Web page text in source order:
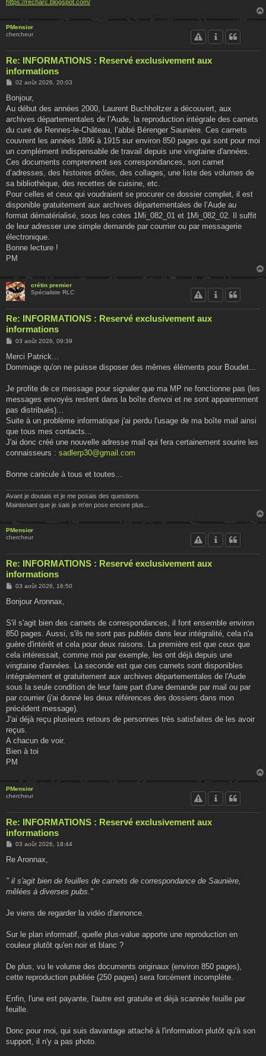
https://recharc.blogspot.com/
PMensior
chercheur
Re: INFORMATIONS : Reservé exclusivement aux
informations
M
s
a
g
02 août 2026, 20:03
Bonjour,
Au début des années 2000, Laurent Buchholtzer a découvert, aux
archives départementales de l’Aude, la reproduction intégrale des carnets
du curé de Rennes-le-Château, l’abbé Bérenger Saunière. Ces carnets
couvrent les années 1896 à 1915 sur environ 850 pages qui sont pour moi
un complément indispensable de travail depuis une vingtaine d'années.
Ces documents comprennent ses correspondances, son carnet
d’adresses, des histoires drôles, des collages, une liste des volumes de
sa bibliothèque, des recettes de cuisine, etc.
Pour celles et ceux qui voudraient se procurer ce dossier complet, il est
disponible gratuitement aux archives départementales de l’Aude au
format dématérialisé, sous les cotes 1Mi_082_01 et 1Mi_082_02. Il suffit
de leur adresser une simple demande par courrier ou par messagerie
électronique.
Bonne lecture !
PM
crétin premier
Spécialiste RLC
Re: INFORMATIONS : Reservé exclusivement aux
informations
M
s
a
03 août 2026, 09:39
Merci Patrick...
Dommage qu'on ne puisse disposer des mêmes éléments pour Boudet...
Je profite de ce message pour signaler que ma MP ne fonctionne pas (les
messages envoyés restent dans la boîte d'envoi et ne sont apparemment
pas distribués)...
Suite à un problème informatique j'ai perdu l'usage de ma boîte mail ainsi
que tous mes contacts...
J'ai donc créé une nouvelle adresse mail qui fera certainement sourire les
connaisseurs : sadlerp30@gmail.com
Bonne canicule à tous et toutes...
Avant je doutais et je me posais des questions.
Maintenant que je sais je m'en pose encore plus...
PMensior
chercheur
Re: INFORMATIONS : Reservé exclusivement aux
informations
M
s
g
03 août 2026, 16:50
Bonjour Aronnax,
S'il s'agit bien des carnets de correspondances, il font ensemble environ
850 pages. Aussi, s'ils ne sont pas publiés dans leur intégralité, cela n'a
guère d'intérêt et cela pour deux raisons. La première est que ceux que
cela intéressait, comme moi par exemple, les ont déjà depuis une
vingtaine d'années. La seconde est que ces carnets sont disponibles
intégralement et gratuitement aux archives départementales de l'Aude
sous la seule condition de leur faire part d'une demande par mail ou par
par courrier (j'ai donné les deux références des dossiers dans mon
précédent message).
J'ai déjà reçu plusieurs retours de personnes très satisfaites de les avoir
reçus.
A chacun de voir.
Bien à toi
PM
PMensior
chercheur
Re: INFORMATIONS : Reservé exclusivement aux
informations
M
s
g
03 août 2026, 18:44
Re Aronnax,
" il s'agit bien de feuilles de carnets de correspondance de Saunière,
mêlées à diverses pubs."
Je viens de regarder la vidéo d'annonce.
Sur le plan informatif, quelle plus-value apporte une reproduction en
couleur plutôt qu'en noir et blanc ?
De plus, vu le volume des documents originaux (environ 850 pages),
cette reproduction publiée (250 pages) sera forcément incomplète.
Enfin, l'une est payante, l'autre est gratuite et déjà scannée feuille par
feuille.
Donc pour moi, qui suis davantage attaché à l'information plutôt qu'à son
support, il n'y a pas photo.